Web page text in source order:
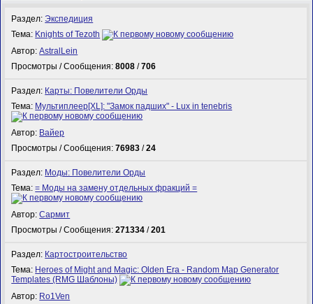
Раздел:Экспедиция
Тема: Knights of Tezoth
Автор:AstralLein
Просмотры / Сообщения:8008 /706
Раздел: Карты: Повелители Орды
Тема: Мультиплеер[XL]: "Замок падших" - Lux in tenebris
Автор: Вайер
Просмотры / Сообщения:76983 /24
Раздел: Моды: Повелители Орды
Тема:= Моды на замену отдельных фракций =
Автор:Сармит
Просмотры / Сообщения:271334 /201
Раздел: Картостроительство
Тема: Heroes of Might and Magic: Olden Era - Random Map Generator
Templates (RMG Шаблоны)
Автор: Ro1Ven